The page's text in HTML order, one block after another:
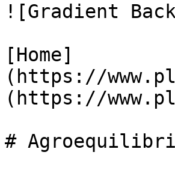
![Gradient
[Home]
(https://
(https://
#